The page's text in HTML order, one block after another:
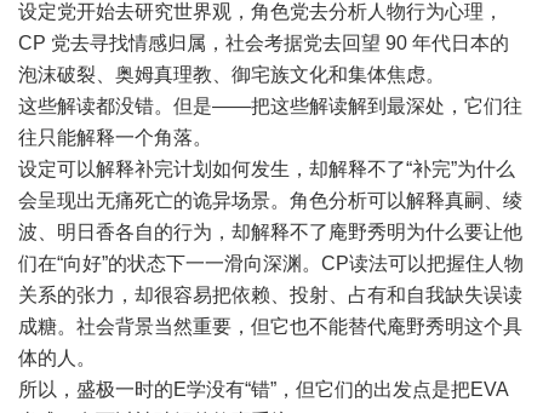
设定党开始去研究世界观，角色党去分析人物行为心理，
CP 党去寻找情感归属，社会考据党去回望 90 年代日本的
泡沫破裂、奥姆真理教、御宅族文化和集体焦虑。
这些解读都没错。但是——把这些解读解到最深处，它们往
往只能解释一个角落。
设定可以解释补完计划如何发生，却解释不了“补完”为什么
会呈现出无痛死亡的诡异场景。角色分析可以解释真嗣、绫
波、明日香各自的行为，却解释不了庵野秀明为什么要让他
们在“向好”的状态下一一滑向深渊。CP读法可以把握住人物
关系的张力，却很容易把依赖、投射、占有和自我缺失误读
成糖。社会背景当然重要，但它也不能替代庵野秀明这个具
体的人。
所以，盛极一时的E学没有“错”，但它们的出发点是把EVA